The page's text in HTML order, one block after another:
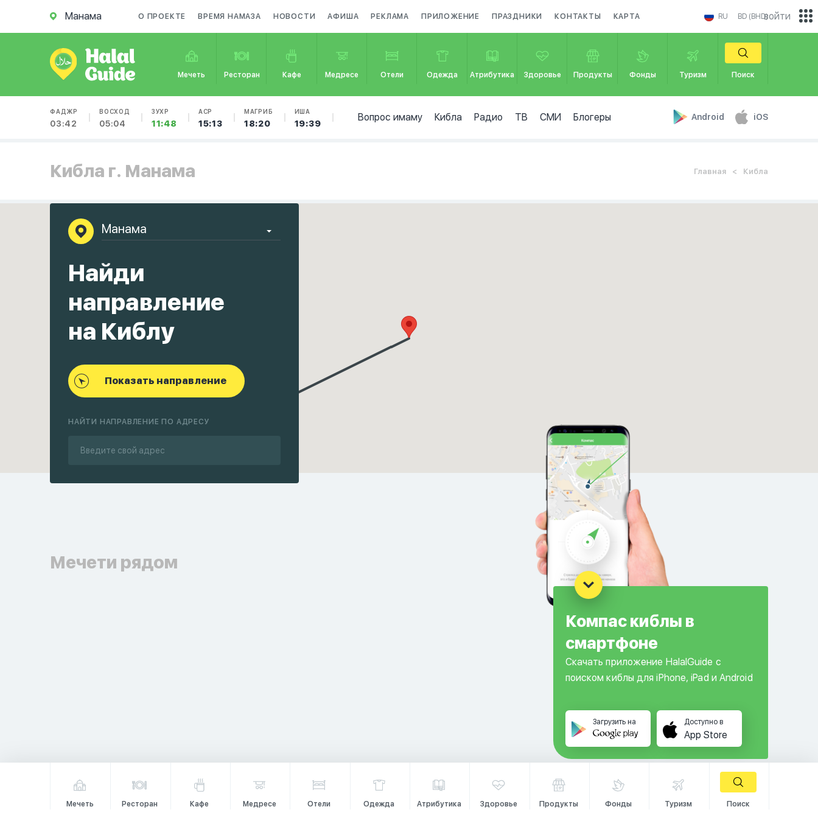
Манама О ПРОЕКТЕ ВРЕМЯ НАМАЗА НОВОСТИ АФИША РЕКЛАМА ПРИЛОЖЕНИЕ ПРАЗДНИКИ КОНТАКТЫ КАРТА RU BD (BHD)
Мечеть Ресторан Кафе Медресе Отели Одежда Атрибутика Здоровье Продукты Фонды Туризм Поиск
ФАДЖР
03:42
ВОСХОД
05:04
ЗУХР
11:48
АСР
15:13
МАГРИБ
18:20
ИША
19:39
Вопрос имаму Кибла Радио ТВ СМИ Блогеры Android iOS
войти
Кибла г. Манама Главная Кибла
Найди
направление
на Киблу
Показать направление
НАЙТИ НАПРАВЛЕНИЕ ПО АДРЕСУ
Компас киблы в
смартфоне
Скачать приложение HalalGuide с
поиском киблы для iPhone, iPad и Android
Загрузить на Доступно в
App Store
Мечети рядом
Мечеть Ресторан Кафе Медресе Отели Одежда Атрибутика Здоровье Продукты Фонды Туризм Поиск